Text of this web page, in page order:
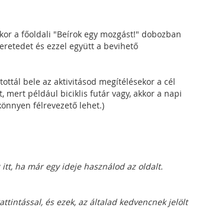
a főoldali "Beírok egy mozgást!" dobozban
és ezzel együtt a bevihető
bele az aktivitásod megítélésekor a cél
mert például biciklis futár vagy, akkor a napi
félrevezető lehet.)
ha már egy ideje használod az oldalt.
és ezek, az általad kedvencnek jelölt